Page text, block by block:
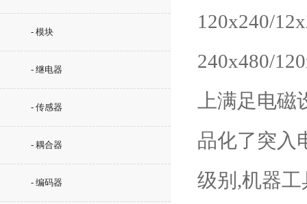
- 模块
- 继电器
- 传感器
- 耦合器
- 编码器
120x240/
240x480/
上满足电
品化了突入
级别,机器